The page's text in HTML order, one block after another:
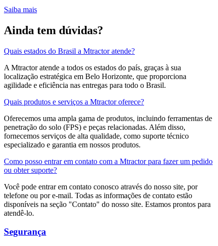
Saiba mais
Ainda tem dúvidas?
Quais estados do Brasil a Mtractor atende?
A Mtractor atende a todos os estados do país, graças à sua
localização estratégica em Belo Horizonte, que proporciona
agilidade e eficiência nas entregas para todo o Brasil.
Quais produtos e serviços a Mtractor oferece?
Oferecemos uma ampla gama de produtos, incluindo ferramentas de
penetração do solo (FPS) e peças relacionadas. Além disso,
fornecemos serviços de alta qualidade, como suporte técnico
especializado e garantia em nossos produtos.
Como posso entrar em contato com a Mtractor para fazer um pedido
ou obter suporte?
Você pode entrar em contato conosco através do nosso site, por
telefone ou por e-mail. Todas as informações de contato estão
disponíveis na seção "Contato" do nosso site. Estamos prontos para
atendê-lo.
Segurança